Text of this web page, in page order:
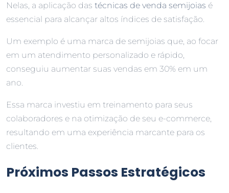
Nelas, a aplicação das técnicas de venda semijoias é
essencial para alcançar altos índices de satisfação.
Um exemplo é uma marca de semijoias que, ao focar
em um atendimento personalizado e rápido,
conseguiu aumentar suas vendas em 30% em um
ano.
Essa marca investiu em treinamento para seus
colaboradores e na otimização de seu e-commerce,
resultando em uma experiência marcante para os
clientes.
Próximos Passos Estratégicos